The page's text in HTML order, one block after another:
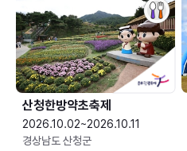
산청한방약초축제
2026.10.02~2026.10.11
경상남도 산청군